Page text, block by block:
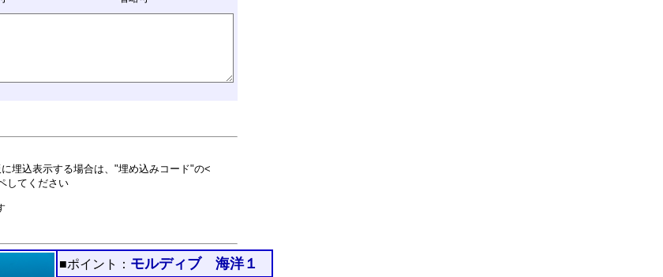
埋込表示する場合は、"埋め込みコード"の<
してください
■ポイント： モルディブ 海洋１